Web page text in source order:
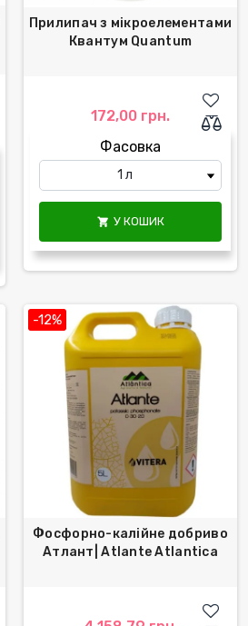
Прилипач з мікроелементами
Квантум Quantum
172,00 грн.
Фасовка
 У КОШИК
-12%
Фосфорно-калійне добриво
Атлант| Atlante Atlantica